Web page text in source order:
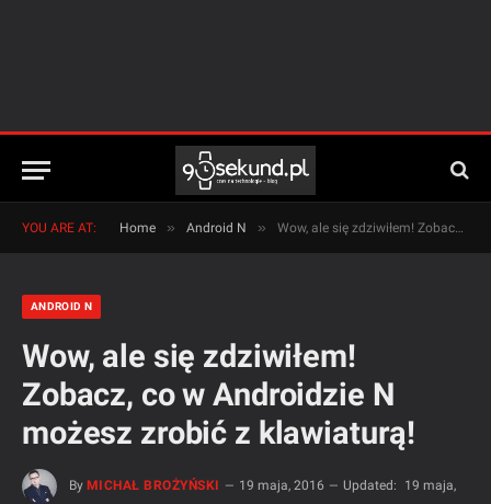
YOU ARE AT: Home » Android N » Wow, ale się zdziwiłem! Zobacz, co w Androidzie N możesz zrobić z klawiaturą!
ANDROID N
Wow, ale się zdziwiłem!
Zobacz, co w Androidzie N
możesz zrobić z klawiaturą!
By MICHAŁ BROŻYŃSKI 19 maja, 2016 Updated:
19 maja,